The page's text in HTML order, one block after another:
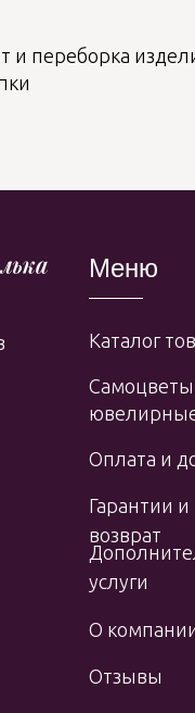
и переборка
Меню
Каталог
Самоцветы
Оплата и
Гарантии и
возврат
услуги
О
Отзывы